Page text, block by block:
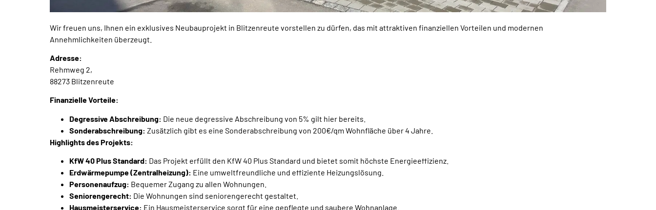
Wir freuen uns, Ihnen ein exklusives Neubauprojekt in Blitzenreute vorstellen zu dürfen, das mit attraktiven finanziellen Vorteilen und modernen
Annehmlichkeiten überzeugt.
Adresse:
Rehmweg 2,
88273 Blitzenreute
Finanzielle Vorteile:
Degressive Abschreibung: Die neue degressive Abschreibung von 5% gilt hier bereits.
Sonderabschreibung: Zusätzlich gibt es eine Sonderabschreibung von 200€/qm Wohnfläche über 4 Jahre.
Highlights des Projekts:
KfW 40 Plus Standard: Das Projekt erfüllt den KfW 40 Plus Standard und bietet somit höchste Energieeffizienz.
Erdwärmepumpe (Zentralheizung): Eine umweltfreundliche und effiziente Heizungslösung.
Personenaufzug: Bequemer Zugang zu allen Wohnungen.
Seniorengerecht: Die Wohnungen sind seniorengerecht gestaltet.
Hausmeisterservice: Ein Hausmeisterservice sorgt für eine gepflegte und saubere Wohnanlage.